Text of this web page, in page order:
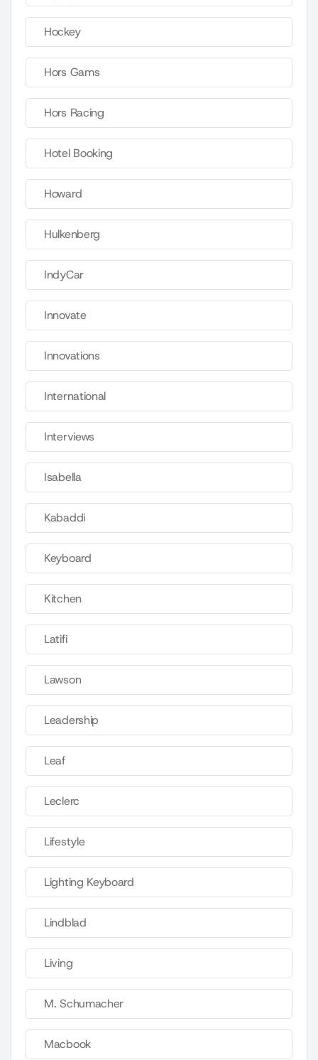
Hockey
Hors Gams
Hors Racing
Hotel Booking
Howard
Hulkenberg
IndyCar
Innovate
Innovations
International
Interviews
Isabella
Kabaddi
Keyboard
Kitchen
Latifi
Lawson
Leadership
Leaf
Leclerc
Lifestyle
Lighting Keyboard
Lindblad
Living
M. Schumacher
Macbook